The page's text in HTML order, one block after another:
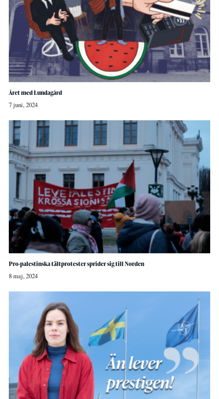
Året med Lundagård
7 juni, 2024
Pro-palestinska tältprotester sprider sig till Norden
8 maj, 2024